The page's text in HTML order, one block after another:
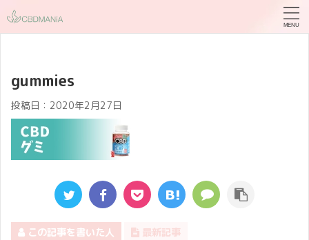
gummies
投稿日： 2020年2月27日
この記事を書いた人 最新記事